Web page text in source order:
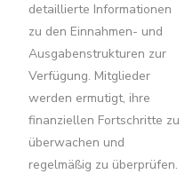
detaillierte Informationen
zu den Einnahmen- und
Ausgabenstrukturen zur
Verfügung. Mitglieder
werden ermutigt, ihre
finanziellen Fortschritte zu
überwachen und
regelmäßig zu überprüfen.